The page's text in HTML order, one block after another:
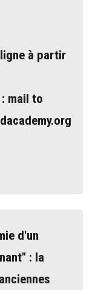
à partir
mail to
d'un
: la